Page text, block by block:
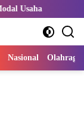
Kemnaker
Nasional Olahraga